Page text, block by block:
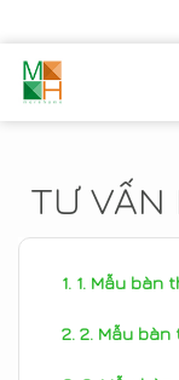
TƯ VẤN
1. Mẫu bàn
2. Mẫu